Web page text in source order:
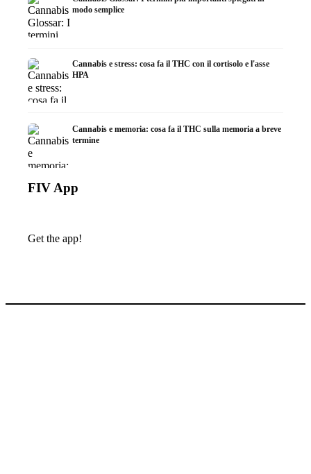
modo semplice
Cannabis e stress: cosa fa il THC con il cortisolo e l'asse
HPA
Cannabis e memoria: cosa fa il THC sulla memoria a breve
termine
FIV App
Get the app!